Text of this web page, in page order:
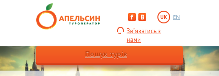
Зв’язатись з
нами
UK EN
Пошук турів